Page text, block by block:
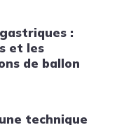
:
et les
de ballon
technique